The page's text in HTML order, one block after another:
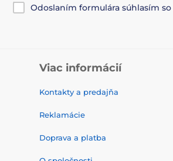
Odoslaním formulára súhlasím so
Viac informácií
Kontakty a predajňa
Reklamácie
Doprava a platba